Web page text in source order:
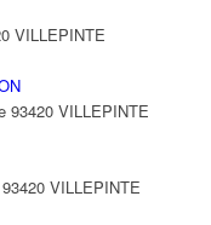
VILLEPINTE
93420 VILLEPINTE
VILLEPINTE